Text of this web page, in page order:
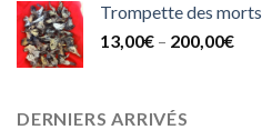
Trompette des morts
13,00€ – 200,00€
DERNIERS ARRIVÉS